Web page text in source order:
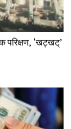
परिक्षण, ‘खट्खट्’